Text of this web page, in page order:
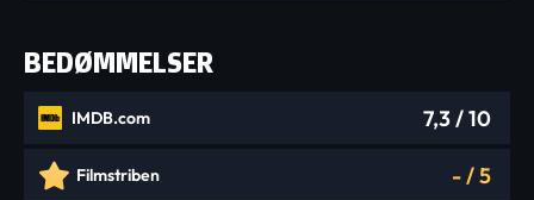
BEDØMMELSER
IMDB.com 7,3/ 10
Filmstriben -/5